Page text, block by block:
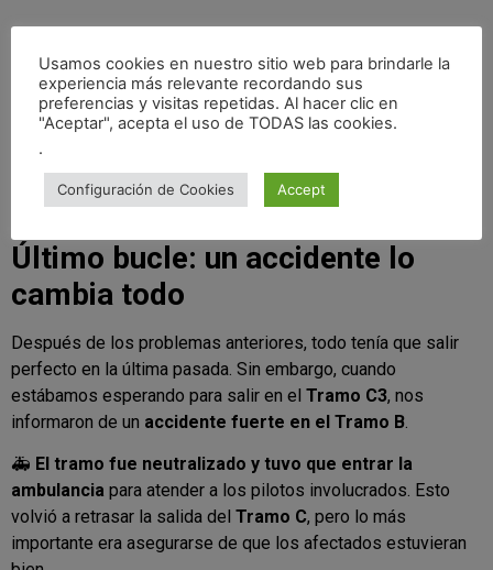
Último bucle: un accidente lo
cambia todo
Después de los problemas anteriores, todo tenía que salir
perfecto en la última pasada. Sin embargo, cuando
estábamos esperando para salir en el Tramo C3, nos
informaron de un accidente fuerte en el Tramo B.
🚑 El tramo fue neutralizado y tuvo que entrar la
ambulancia para atender a los pilotos involucrados. Esto
volvió a retrasar la salida del Tramo C, pero lo más
importante era asegurarse de que los afectados estuvieran
Usamos cookies en nuestro sitio web para brindarle la
experiencia más relevante recordando sus
preferencias y visitas repetidas. Al hacer clic en
"Aceptar", acepta el uso de TODAS las cookies.
.
Configuración de Cookies Accept